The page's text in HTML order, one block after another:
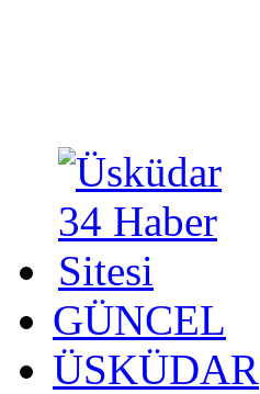
GÜNCEL
ÜSKÜDAR